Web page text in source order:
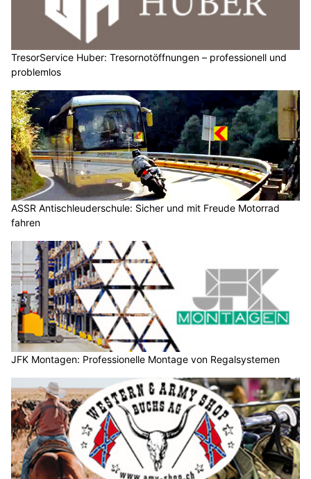
TresorService Huber: Tresornotöffnungen – professionell und
problemlos
ASSR Antischleuderschule: Sicher und mit Freude Motorrad
fahren
JFK Montagen: Professionelle Montage von Regalsystemen